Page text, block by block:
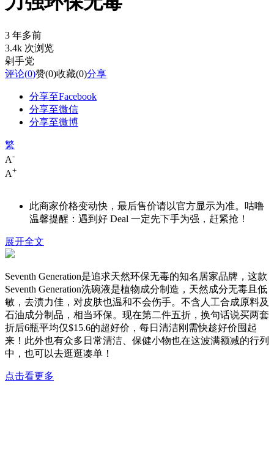
3 年多前
3.4k 次浏览
剁手党
评论(0)赞(0)收藏(0)分享
分享至Facebook
分享至微信
分享至微博
繁
A-
A+
此商家价格变动快，最后售价请以官方显示为准。咕噜
温馨提醒：遇到好 Deal 一定先下手为强，赶紧抢！
展开全文
Seventh Generation是追求天然环保无毒的知名居家品牌，这款
Seventh Generation洗碗液是植物成分制造，天然成分无毒且低
敏，去渍力佳，对皮肤也温和不会伤手。不含人工合成原料及
石油成分制品，相当环保。现在第二件五折，换句话说买两套
折后6瓶平均仅$15.6的超好价，每日清洁刚需快趁好价囤起
来！此外也有众多日常清洁、保健小物也在这波满额减的行列
中，也可以去逛逛凑单！
点击看更多